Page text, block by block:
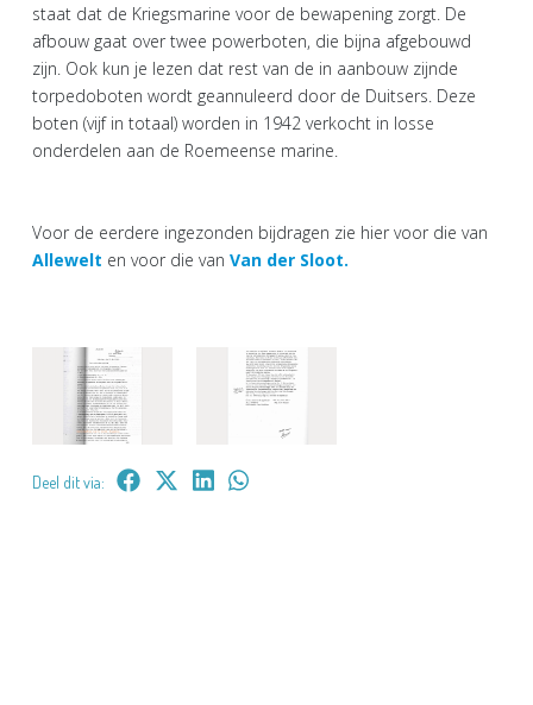
staat dat de Kriegsmarine voor de bewapening zorgt. De
afbouw gaat over twee powerboten, die bijna afgebouwd
zijn. Ook kun je lezen dat rest van de in aanbouw zijnde
torpedoboten wordt geannuleerd door de Duitsers. Deze
boten (vijf in totaal) worden in 1942 verkocht in losse
onderdelen aan de Roemeense marine.
Voor de eerdere ingezonden bijdragen zie hier voor die van
Allewelt en voor die van Van der Sloot.
Deel dit via: